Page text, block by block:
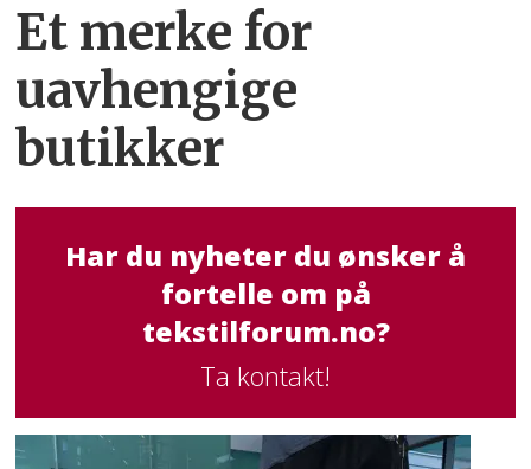
Et merke for
uavhengige
butikker
Har du nyheter du ønsker å
fortelle om på
tekstilforum.no?
Ta kontakt!